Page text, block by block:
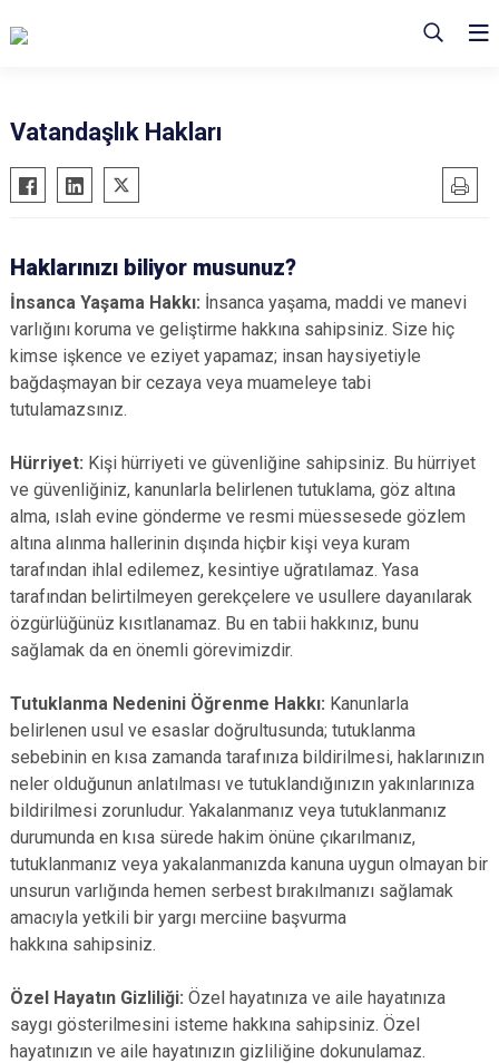
Vatandaşlık Hakları
Haklarınızı biliyor musunuz?
İnsanca Yaşama Hakkı: İnsanca yaşama, maddi ve manevi
varlığını koruma ve geliştirme hakkına sahipsiniz. Size hiç
kimse işkence ve eziyet yapamaz; insan haysiyetiyle
bağdaşmayan bir cezaya veya muameleye tabi
tutulamazsınız.
Hürriyet: Kişi hürriyeti ve güvenliğine sahipsiniz. Bu hürriyet
ve güvenliğiniz, kanunlarla belirlenen tutuklama, göz altına
alma, ıslah evine gönderme ve resmi müessesede gözlem
altına alınma hallerinin dışında hiçbir kişi veya kuram
tarafından ihlal edilemez, kesintiye uğratılamaz. Yasa
tarafından belirtilmeyen gerekçelere ve usullere dayanılarak
özgürlüğünüz kısıtlanamaz. Bu en tabii hakkınız, bunu
sağlamak da en önemli görevimizdir.
Tutuklanma Nedenini Öğrenme Hakkı: Kanunlarla
belirlenen usul ve esaslar doğrultusunda; tutuklanma
sebebinin en kısa zamanda tarafınıza bildirilmesi, haklarınızın
neler olduğunun anlatılması ve tutuklandığınızın yakınlarınıza
bildirilmesi zorunludur. Yakalanmanız veya tutuklanmanız
durumunda en kısa sürede hakim önüne çıkarılmanız,
tutuklanmanız veya yakalanmanızda kanuna uygun olmayan bir
unsurun varlığında hemen serbest bırakılmanızı sağlamak
amacıyla yetkili bir yargı merciine başvurma
hakkına sahipsiniz.
Özel Hayatın Gizliliği: Özel hayatınıza ve aile hayatınıza
saygı gösterilmesini isteme hakkına sahipsiniz. Özel
hayatınızın ve aile hayatınızın gizliliğine dokunulamaz.